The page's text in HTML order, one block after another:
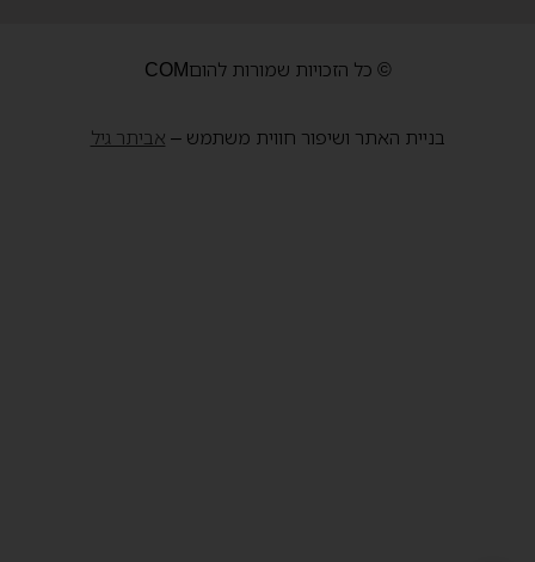
© כל הזכויות שמורות להוםCOM
בניית האתר ושיפור חווית משתמש – אביתר גיל